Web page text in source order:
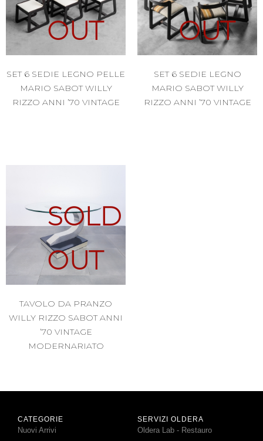
OUT
SET 6 SEDIE LEGNO PELLE
MARIO SABOT WILLY
RIZZO ANNI ’70 VINTAGE
OUT
SET 6 SEDIE LEGNO
MARIO SABOT WILLY
RIZZO ANNI ’70 VINTAGE
SOLD
OUT
TAVOLO DA PRANZO
WILLY RIZZO SABOT ANNI
’70 VINTAGE
MODERNARIATO
CATEGORIE
Nuovi Arrivi
SERVIZI OLDERA
Oldera Lab - Restauro